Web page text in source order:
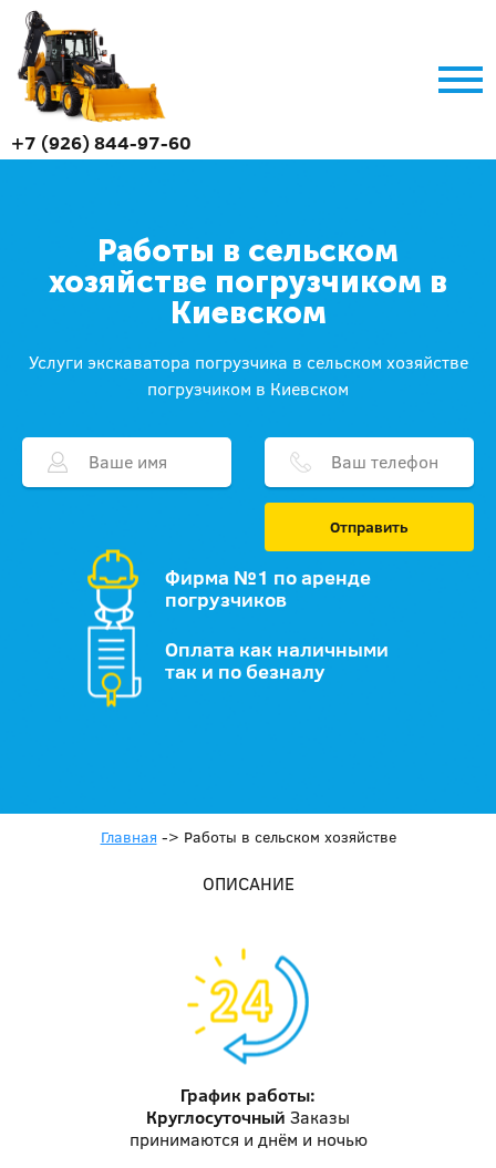
+7 (926) 844-97-60
Работы в сельском
хозяйстве погрузчиком в
Киевском
Услуги экскаватора погрузчика в сельском хозяйстве
погрузчиком в Киевском
Отправить
Фирма №1 по аренде
погрузчиков
Оплата как наличными
так и по безналу
Главная -> Работы в сельском хозяйстве
ОПИСАНИЕ
График работы:
Круглосуточный Заказы
принимаются и днём и ночью